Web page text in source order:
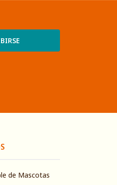
de Mascotas